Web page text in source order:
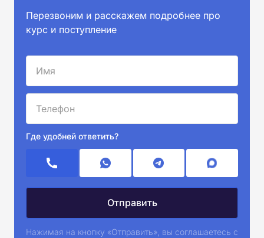
Перезвоним и расскажем подробнее про
курс и поступление
Где удобней ответить?
Нажимая на кнопку «Отправить», вы соглашаетесь с